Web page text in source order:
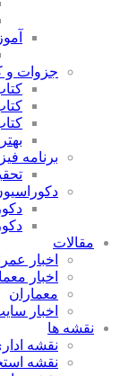
جزوات و
برنامه
مقالات
اخبار
اخبار
معماران
اخبار
نقشه ها
نقشه
نقشه